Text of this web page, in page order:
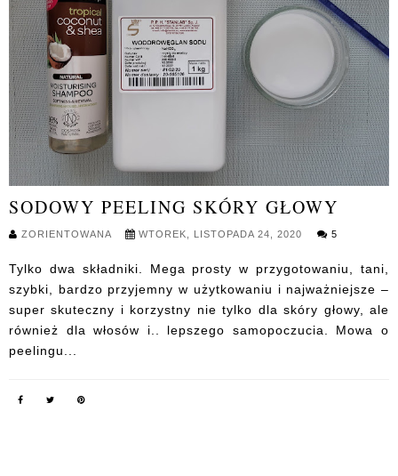
SODOWY PEELING SKÓRY GŁOWY
ZORIENTOWANA WTOREK, LISTOPADA 24, 2020 5
Tylko dwa składniki. Mega prosty w przygotowaniu, tani,
szybki, bardzo przyjemny w użytkowaniu i najważniejsze –
super skuteczny i korzystny nie tylko dla skóry głowy, ale
również dla włosów i.. lepszego samopoczucia. Mowa o
peelingu...